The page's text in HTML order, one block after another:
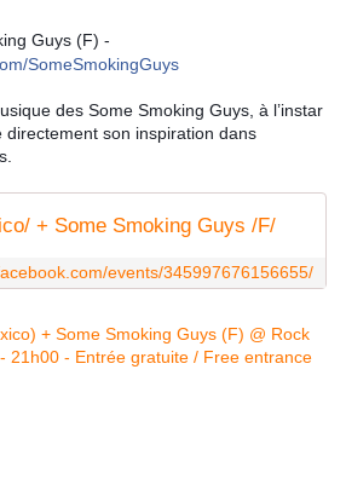
Guys (F) -
SomeSmokingGuys
des Some Smoking Guys, à l’instar
son inspiration dans
+ Some Smoking Guys /F/
events/345997676156655/